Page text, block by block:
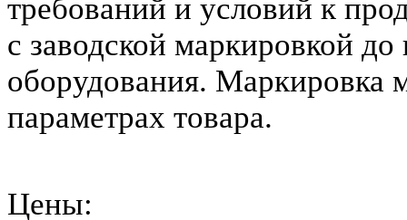
требований и условий к
с заводской маркировкой
оборудования. Маркировка
параметрах товара.
Цены: